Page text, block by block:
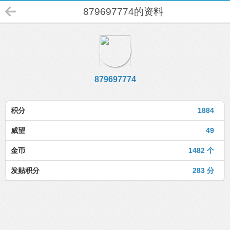
879697774的资料
879697774
1884
积分
49
威望
1482 个
金币
283 分
发贴积分